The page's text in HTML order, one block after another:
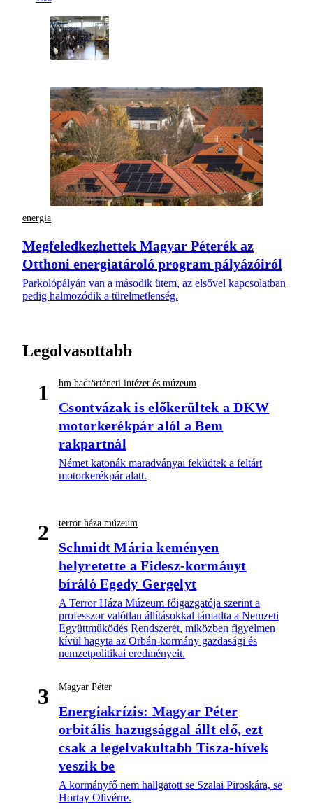
energia
Megfeledkezhettek Magyar Péterék az
Otthoni energiatároló program pályázóiról
Parkolópályán van a második ütem, az elsővel kapcsolatban
pedig halmozódik a türelmetlenség.
Legolvasottabb
1 hm hadtörténeti intézet és múzeum
Csontvázak is előkerültek a DKW
motorkerékpár alól a Bem
rakpartnál
Német katonák maradványai feküdtek a feltárt
motorkerékpár alatt.
2 terror háza múzeum
Schmidt Mária keményen
helyretette a Fidesz-kormányt
bíráló Egedy Gergelyt
A Terror Háza Múzeum főigazgatója szerint a
professzor valótlan állításokkal támadta a Nemzeti
Együttműködés Rendszerét, miközben figyelmen
kívül hagyta az Orbán-kormány gazdasági és
nemzetpolitikai eredményeit.
3 Magyar Péter
Energiakrízis: Magyar Péter
orbitális hazugsággal állt elő, ezt
csak a legelvakultabb Tisza-hívek
veszik be
A kormányfő nem hallgatott se Szalai Piroskára, se
Hortay Olivérre.